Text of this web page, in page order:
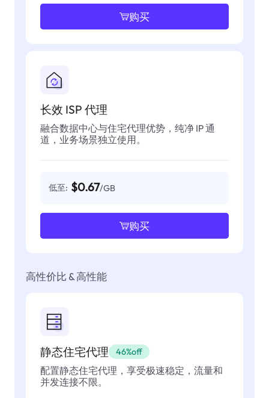
购买
长效 ISP 代理
融合数据中心与住宅代理优势，纯净 IP 通
道，业务场景独立使用。
低至: $0.67/GB
购买
高性价比 & 高性能
静态住宅代理 46%off
配置静态住宅代理，享受极速稳定，流量和
并发连接不限。